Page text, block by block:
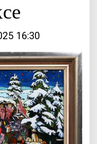
16:30